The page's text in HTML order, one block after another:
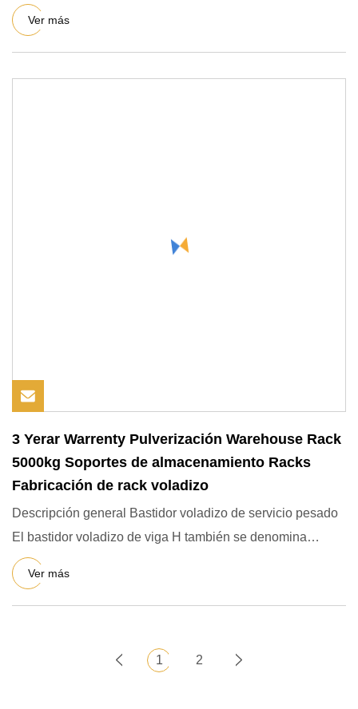
años. Produc
Ver más
3 Yerar Warrenty Pulverización Warehouse Rack
5000kg Soportes de almacenamiento Racks
Fabricación de rack voladizo
Descripción general Bastidor voladizo de servicio pesado
El bastidor voladizo de viga H también se denomina
bastidor vo
Ver más
1 2